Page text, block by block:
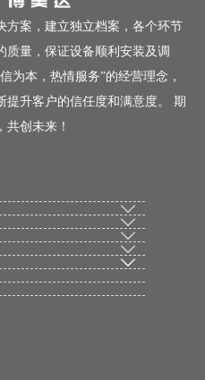
方案，建立独立档案，各个环节
质量，保证设备顺利安装及调
为本，热情服务”的经营理念，
提升客户的信任度和满意度。 期
创未来！




